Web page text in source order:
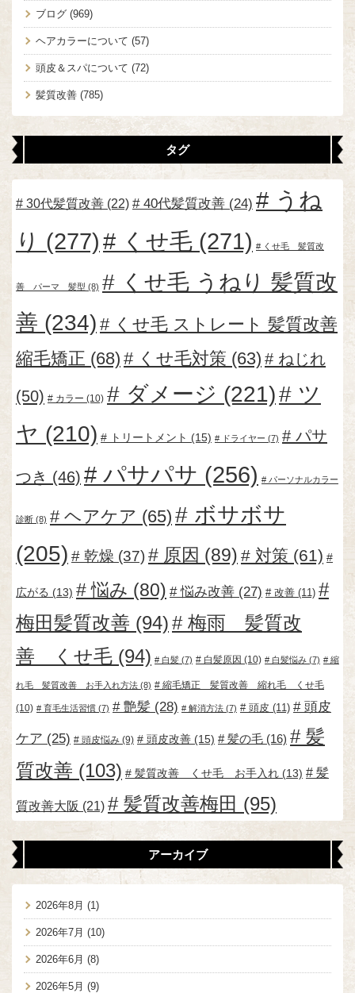
ブログ (969)
ヘアカラーについて (57)
頭皮＆スパについて (72)
髪質改善 (785)
タグ
30代髪質改善 (22) 40代髪質改善 (24)
うね
り (277) くせ毛 (271) くせ毛 髪質改
善 パーマ 髪型 (8)
くせ毛 うねり 髪質改
善 (234)
くせ毛 ストレート 髪質改善
縮毛矯正 (68) くせ毛対策 (63) ねじれ
(50) カラー (10) ダメージ (221)
ツ
ヤ (210) トリートメント (15) ドライヤー (7) パサ
つき (46) パサパサ (256) パーソナルカラー
診断 (8) ヘアケア (65)
ボサボサ
(205)
乾燥 (37) 原因 (89) 対策 (61)
広がる (13) 悩み (80) 悩み改善 (27) 改善 (11)
梅田髪質改善 (94)
梅雨 髪質改
善 くせ毛 (94) 白髪 (7) 白髪原因 (10) 白髪悩み (7) 縮
れ毛 髪質改善 お手入れ方法 (8) 縮毛矯正 髪質改善 縮れ毛 くせ毛
(10) 育毛生活習慣 (7) 艶髪 (28) 解消方法 (7) 頭皮 (11) 頭皮
ケア (25) 頭皮悩み (9) 頭皮改善 (15) 髪の毛 (16)
髪
質改善 (103) 髪質改善 くせ毛 お手入れ (13) 髪
質改善大阪 (21) 髪質改善梅田 (95)
アーカイブ
2026年8月 (1)
2026年7月 (10)
2026年6月 (8)
2026年5月 (9)